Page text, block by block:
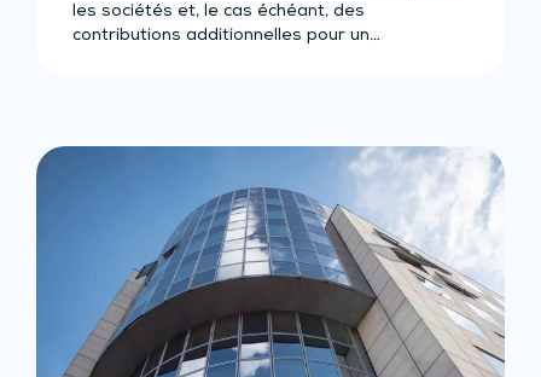
les sociétés et, le cas échéant, des
contributions additionnelles pour un…